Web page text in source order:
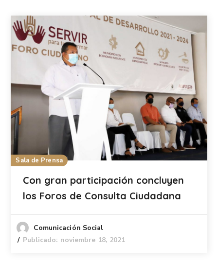
Sala de Prensa
Con gran participación concluyen
los Foros de Consulta Ciudadana
Comunicación Social
Publicado: noviembre 18, 2021